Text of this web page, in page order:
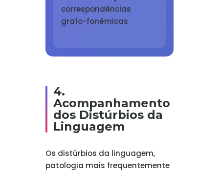
correspondências
grafo-fonêmicas
4.
Acompanhamento
dos Distúrbios da
Linguagem
Os distúrbios da linguagem,
patologia mais frequentemente